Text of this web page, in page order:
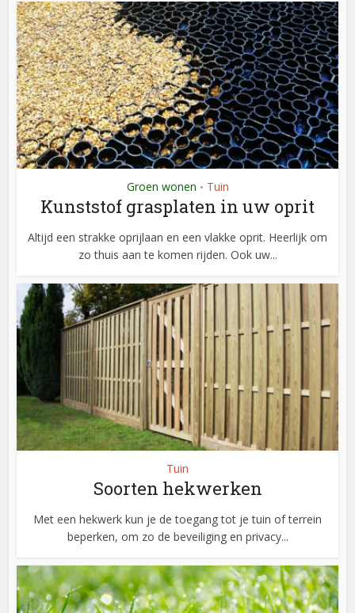
Groen wonen • Tuin
Kunststof grasplaten in uw oprit
Altijd een strakke oprijlaan en een vlakke oprit. Heerlijk om
zo thuis aan te komen rijden. Ook uw...
Tuin
Soorten hekwerken
Met een hekwerk kun je de toegang tot je tuin of terrein
beperken, om zo de beveiliging en privacy...